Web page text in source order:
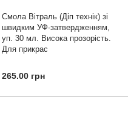
Смола Вітраль (Діп технік) зі
швидким УФ-затвердженням,
уп. 30 мл. Висока прозорість.
Для прикрас
265.00 грн